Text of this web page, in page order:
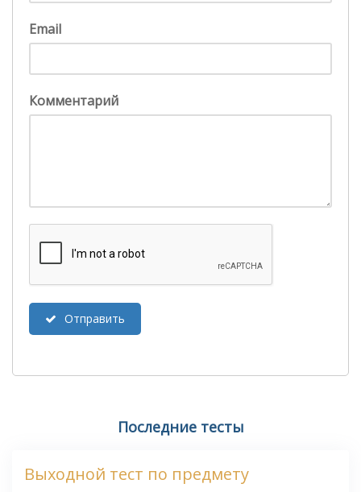
Email
Комментарий
Отправить
Последние тесты
Выходной тест по предмету